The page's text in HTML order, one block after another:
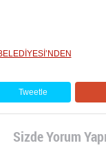
Tweetle
Sizde Yorum